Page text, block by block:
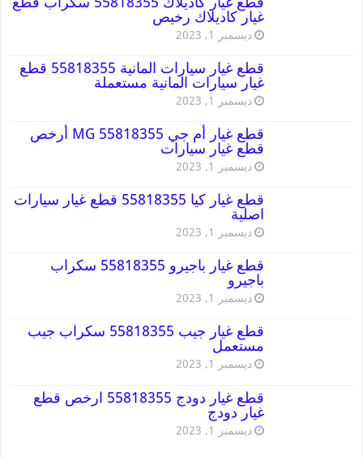
غيار كاديلاك رخيص
ديسمبر 1, 2023
قطع غيار سيارات المانية 55818355 قطع
غيار سيارات المانية مستعملة
ديسمبر 1, 2023
قطع غيار أم جي MG 55818355 أرخص
قطع غيار سيارات
ديسمبر 1, 2023
قطع غيار كيا 55818355 قطع غيار سيارات
اصلية
ديسمبر 1, 2023
قطع غيار باجيرو 55818355 سكراب
باجيرو
ديسمبر 1, 2023
قطع غيار جيب 55818355 سكراب جيب
مستعمل
ديسمبر 1, 2023
قطع غيار دودج 55818355 ارخص قطع
غيار دودج
ديسمبر 1, 2023